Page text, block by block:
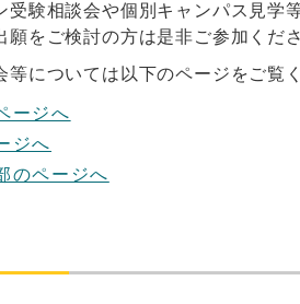
受験相談会や個別キャンパス見学
願をご検討の方は是非ご参加くださ
については以下のページをご覧
ージへ
ジへ
のページへ